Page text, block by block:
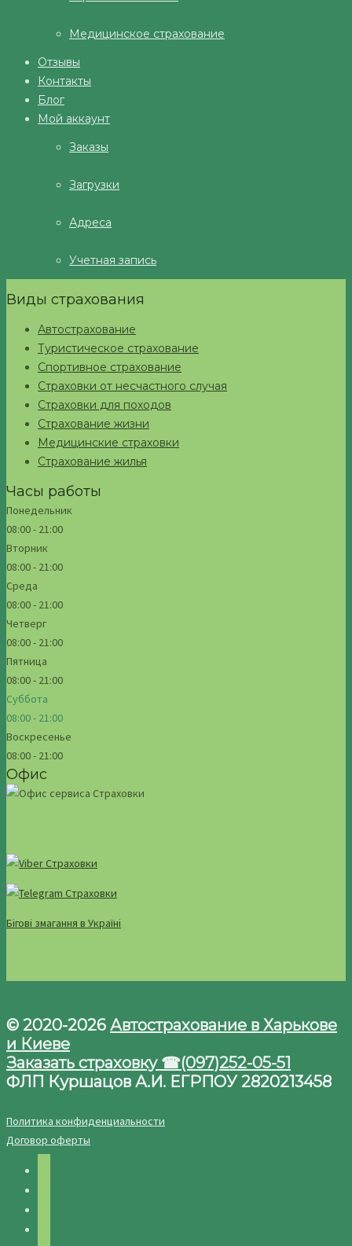
Медицинское страхование
Отзывы
Контакты
Блог
Мой аккаунт
Заказы
Загрузки
Адреса
Учетная запись
Виды страхования
Автострахование
Туристическое страхование
Спортивное страхование
Страховки от несчастного случая
Страховки для походов
Страхование жизни
Медицинские страховки
Страхование жилья
Часы работы
Понедельник
08:00 - 21:00
Вторник
08:00 - 21:00
Среда
08:00 - 21:00
Четверг
08:00 - 21:00
Пятница
08:00 - 21:00
Суббота
08:00 - 21:00
Воскресенье
08:00 - 21:00
Офис
Бігові змагання в Україні
© 2020-2026 Автострахование в Харькове
и Киеве
Заказать страховку ☎(097)252-05-51
ФЛП Куршацов А.И. ЕГРПОУ 2820213458
Политика конфиденциальности
Договор оферты